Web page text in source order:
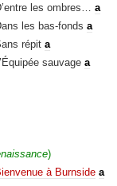
les ombres… a
les bas-fonds a
répit a
sauvage a
)
à Burnside a